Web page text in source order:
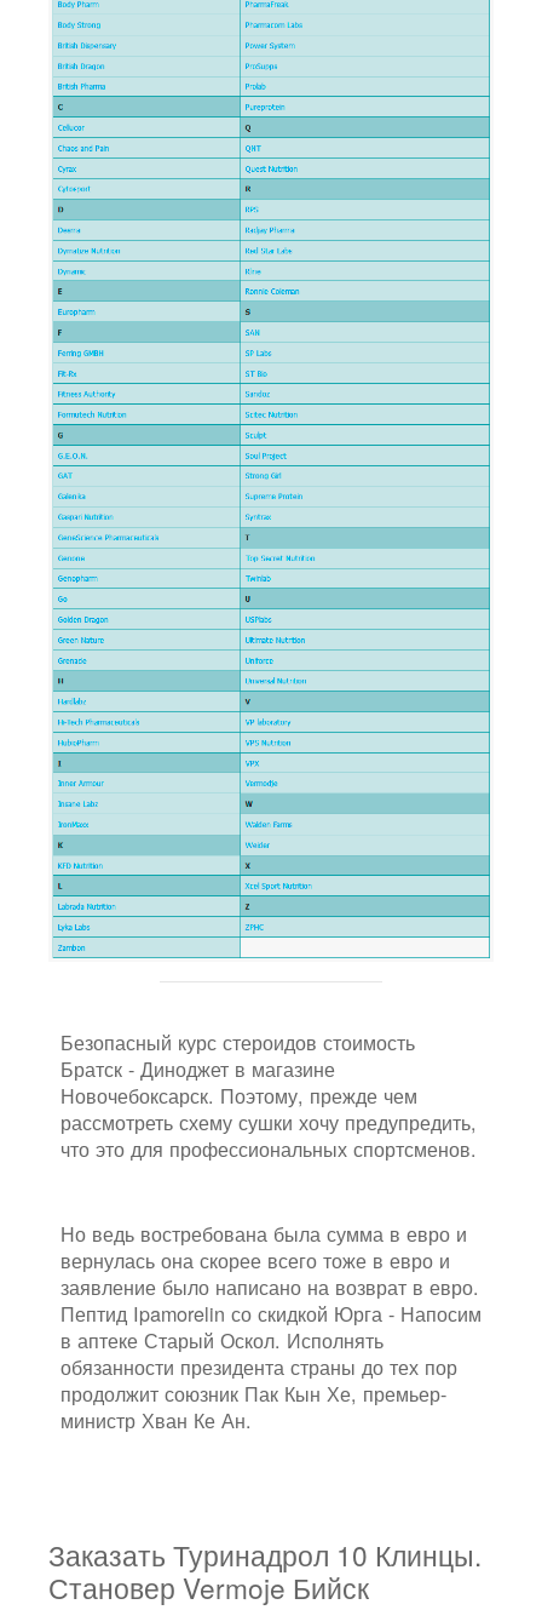
Безопасный курс стероидов стоимость
Братск - Диноджет в магазине
Новочебоксарск. Поэтому, прежде чем
рассмотреть схему сушки хочу предупредить,
что это для профессиональных спортсменов.
Но ведь востребована была сумма в евро и
вернулась она скорее всего тоже в евро и
заявление было написано на возврат в евро.
Пептид Ipamorelin со скидкой Юрга - Напосим
в аптеке Старый Оскол. Исполнять
обязанности президента страны до тех пор
продолжит союзник Пак Кын Хе, премьер-
министр Хван Ке Ан.
Заказать Туринадрол 10 Клинцы.
Становер Vermoje Бийск